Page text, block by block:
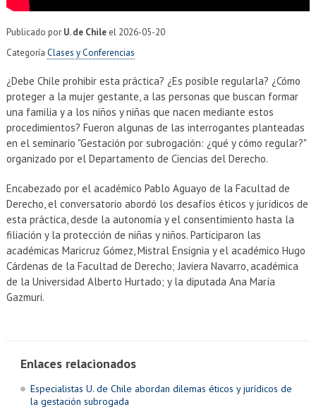
Publicado por U. de Chileel 2026-05-20
Categoría Clases y Conferencias
¿Debe Chile prohibir esta práctica? ¿Es posible regularla? ¿Cómo
proteger a la mujer gestante, a las personas que buscan formar
una familia y a los niños y niñas que nacen mediante estos
procedimientos? Fueron algunas de las interrogantes planteadas
en el seminario "Gestación por subrogación: ¿qué y cómo regular?"
organizado por el Departamento de Ciencias del Derecho.
Encabezado por el académico Pablo Aguayo de la Facultad de
Derecho, el conversatorio abordó los desafíos éticos y jurídicos de
esta práctica, desde la autonomía y el consentimiento hasta la
filiación y la protección de niñas y niños. Participaron las
académicas Maricruz Gómez, Mistral Ensignia y el académico Hugo
Cárdenas de la Facultad de Derecho; Javiera Navarro, académica
de la Universidad Alberto Hurtado; y la diputada Ana María
Gazmuri.
Enlaces relacionados
Especialistas U. de Chile abordan dilemas éticos y jurídicos de
la gestación subrogada